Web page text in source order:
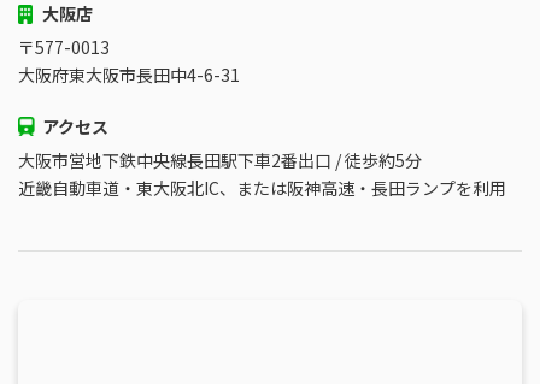
大阪店
〒577-0013
大阪府東大阪市長田中4-6-31
アクセス
大阪市営地下鉄中央線長田駅下車2番出口 / 徒歩約5分
近畿自動車道・東大阪北IC、または阪神高速・長田ランプを利用